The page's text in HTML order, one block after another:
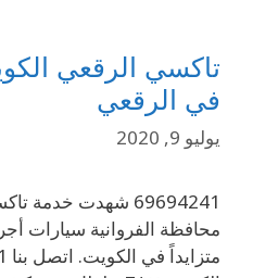
تاكسي الرقعي
في الرقعي
يوليو 9, 2020
69694241 شهدت
محافظة الفروانية سيارات